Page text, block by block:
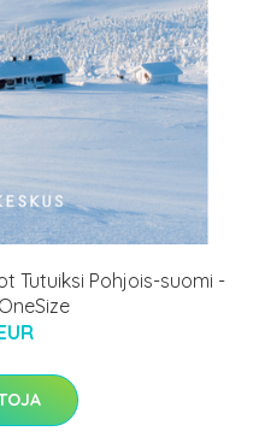
Tutuiksi Pohjois-suomi -